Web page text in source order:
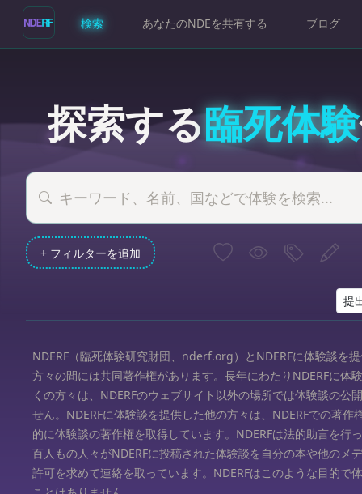
検索 あなたのNDEを共有する ブログ
探索する臨死体験
+ フィルターを追加
NDERF（臨死体験研究財団、nderf.org）とNDERFに体験談を
方々の間には共同著作権があります。長年にわたりNDERFに体
くの方々は、NDERFのウェブサイト以外の場所では体験談の公
せん。NDERFに体験談を提供した他の方々は、NDERFでの著作
的に体験談の著作権を取得しています。NDERFは法的助言を行
百人もの人々がNDERFに投稿された体験談を自分の本や他のメ
許可を求めて連絡を取っています。NDERFはこのような目的で